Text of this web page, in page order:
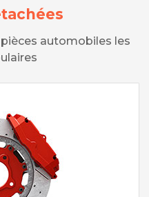
automobiles les